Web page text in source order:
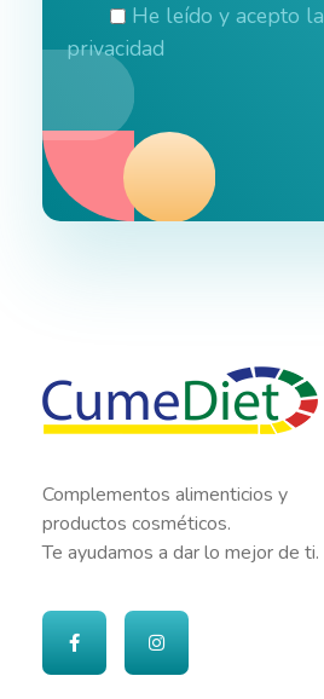
He leído y acepto la
privacidad
Complementos alimenticios y
productos cosméticos.
Te ayudamos a dar lo mejor de ti.